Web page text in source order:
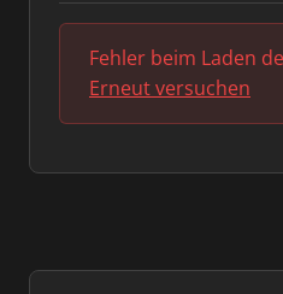
Fehler beim Laden
Erneut versuchen